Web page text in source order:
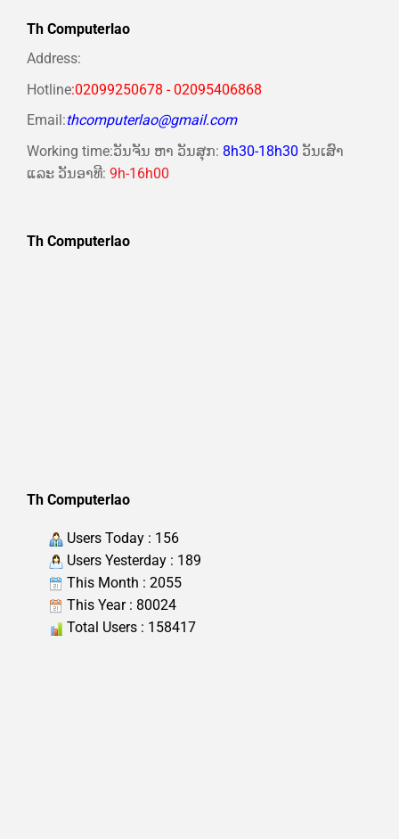
Th Computerlao
Address:
Hotline:02099250678 - 02095406868
Email:thcomputerlao@gmail.com
Working time:ວັນຈັນ ຫາ ວັນສຸກ: 8h30-18h30 ວັນເສົາ
ແລະ ວັນອາທີ: 9h-16h00
Th Computerlao
Th Computerlao
Users Today : 156
Users Yesterday : 189
This Month : 2055
This Year : 80024
Total Users : 158417